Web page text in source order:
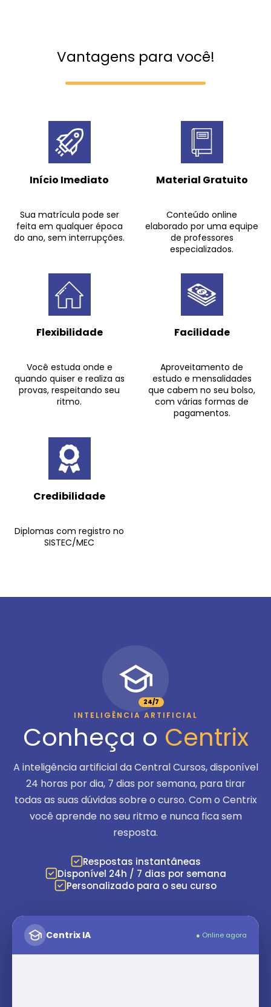
Vantagens para você!
Início Imediato
Sua matrícula pode ser
feita em qualquer época
do ano, sem interrupções.
Material Gratuito
Conteúdo online
elaborado por uma equipe
de professores
especializados.
Flexibilidade
Você estuda onde e
quando quiser e realiza as
provas, respeitando seu
ritmo.
Facilidade
Aproveitamento de
estudo e mensalidades
que cabem no seu bolso,
com várias formas de
pagamentos.
Credibilidade
Diplomas com registro no
SISTEC/MEC
24/7
INTELIGÊNCIA ARTIFICIAL
Conheça o Centrix
A inteligência artificial da Central Cursos, disponível
24 horas por dia, 7 dias por semana, para tirar
todas as suas dúvidas sobre o curso. Com o Centrix
você aprende no seu ritmo e nunca fica sem
resposta.
Respostas instantâneas
Disponível 24h / 7 dias por semana
Personalizado para o seu curso
Centrix IA ● Online agora